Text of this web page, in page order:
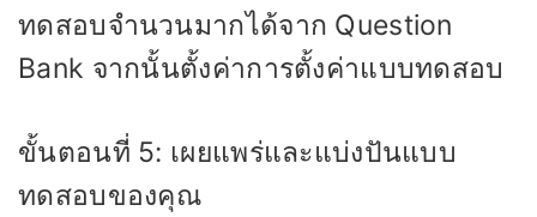
ทดสอบจำนวนมากได้จาก Question
Bank จากนั้นตั้งค่าการตั้งค่าแบบทดสอบ
ขั้นตอนที่ 5: เผยแพร่และแบ่งปันแบบ
ทดสอบของคุณ